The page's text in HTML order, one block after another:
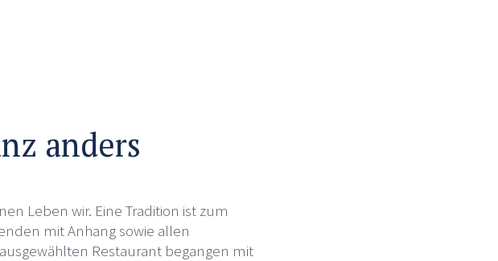
anders
Leben wir. Eine Tradition ist zum
mit Anhang sowie allen
Restaurant begangen mit